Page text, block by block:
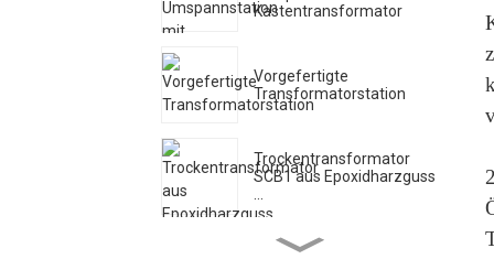
Kastentransformator
Vorgefertigte
Transformatorstation
Trockentransformator
SCB1 aus Epoxidharzguss
…
Harzisolierter